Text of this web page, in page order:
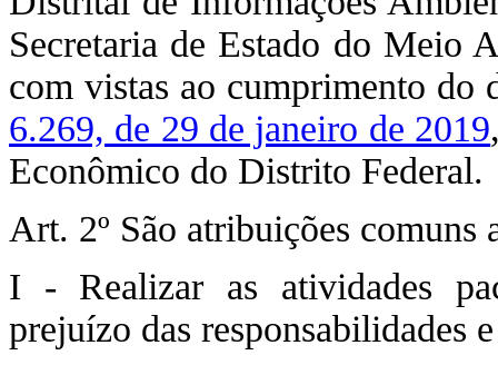
Secretaria de Estado do Meio
com vistas ao cumprimento
6.269, de 29 de janeiro de 2019
Econômico do Distrito Federal.
Art. 2º São atribuições comuns
I - Realizar as atividades
prejuízo das responsabilidades